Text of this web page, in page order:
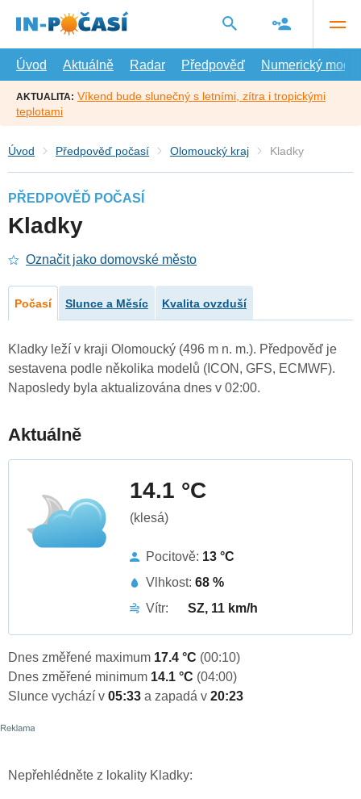
hlavní
Úvod
Aktuálně Radar Předpověď Numerický model
AKTUALITA: Víkend bude slunečný s letními, zítra i tropickými
teplotami
Úvod Předpověď počasí Olomoucký kraj Kladky
PŘEDPOVĚĎ POČASÍ
Kladky
Označit jako domovské město
Počasí Slunce a Měsíc Kvalita ovzduší
Kladky leží v kraji Olomoucký (496 m n. m.). Předpověď je
sestavena podle několika modelů (ICON, GFS, ECMWF).
Naposledy byla aktualizována dnes v 02:00.
Aktuálně
14.1 °C
(klesá)
Pocitově: 13 °C
Vlhkost: 68 %
Vítr:
SZ, 11 km/h
Dnes změřené maximum 17.4 °C (00:10)
Dnes změřené minimum 14.1 °C (04:00)
Slunce vychází v 05:33 a zapadá v 20:23
Nepřehlédněte z lokality Kladky: